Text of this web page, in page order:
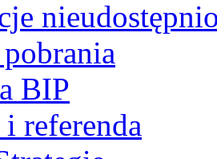
BIP
referenda